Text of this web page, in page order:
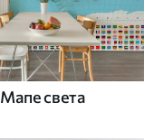
Мапе света